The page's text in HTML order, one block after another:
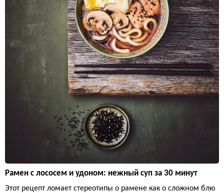
Рамен с лососем и удоном: нежный суп за 30 минут
Этот рецепт ломает стереотипы о рамене как о сложном блю